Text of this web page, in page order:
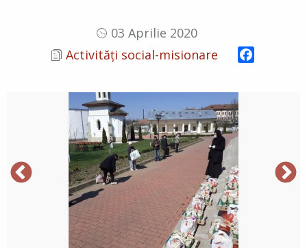
03 Aprilie 2020
Activități social-misionare